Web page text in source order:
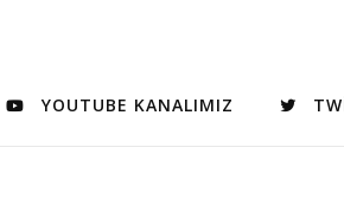
YOUTUBE KANALIMIZ